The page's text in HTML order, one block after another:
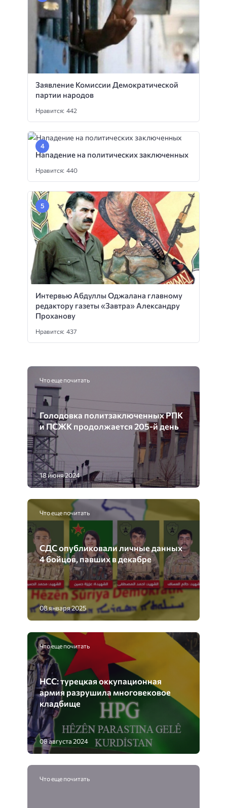
Заявление Комиссии Демократической
партии народов
Нравится: 442
Нападение на политических заключенных
Нравится: 440
Интервью Абдуллы Оджалана главному
редактору газеты «Завтра» Александру
Проханову
Нравится: 437
Что еще почитать
Голодовка политзаключенных РПК
и ПСЖК продолжается 205-й день
18 июня 2024
Что еще почитать
СДС опубликовали личные данных
4 бойцов, павших в декабре
08 января 2025
Что еще почитать
HСС: турецкая оккупационная
армия разрушила многовековое
кладбище
08 августа 2024
Что еще почитать